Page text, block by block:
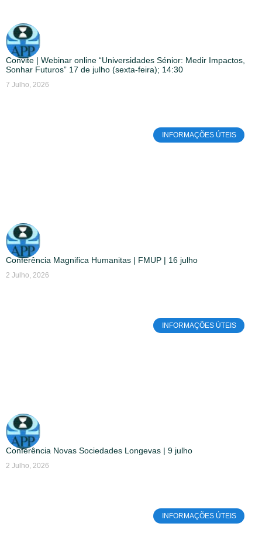
Convite | Webinar online “Universidades Sénior: Medir Impactos,
Sonhar Futuros” 17 de julho (sexta-feira); 14:30
7 Julho, 2026
INFORMAÇÕES ÚTEIS
Conferência Magnifica Humanitas | FMUP | 16 julho
2 Julho, 2026
INFORMAÇÕES ÚTEIS
Conferência Novas Sociedades Longevas | 9 julho
2 Julho, 2026
INFORMAÇÕES ÚTEIS